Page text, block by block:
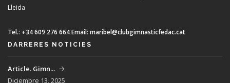
Lleida
Tel.: +34 609 276 664Email: maribel@clubgimnasticfedac.cat
DARRERES NOTICIES
Article. Gimn...
Diciembre 13, 2025